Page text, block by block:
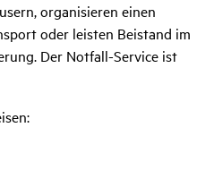
organisieren einen
oder leisten Beistand im
Der Notfall-Service ist